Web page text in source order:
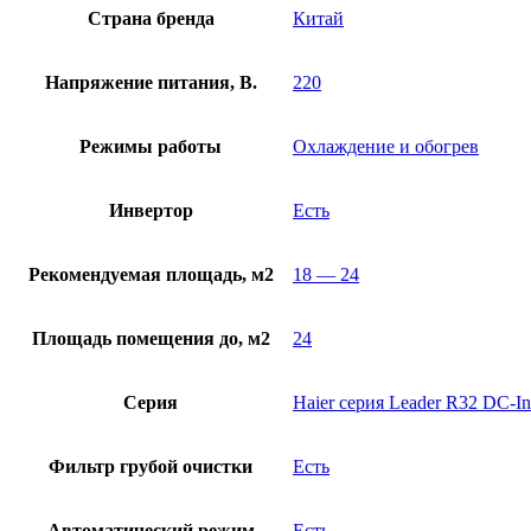
Страна бренда Китай
Напряжение питания, В. 220
Режимы работы Охлаждение и обогрев
Инвертор Есть
Рекомендуемая площадь, м2 18 — 24
Площадь помещения до, м2 24
Серия Haier серия Leader R32 DC-
Фильтр грубой очистки Есть